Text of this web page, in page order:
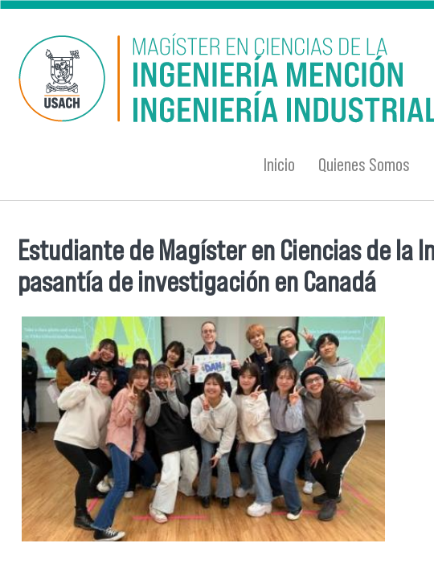
Pasar al contenido principal
Inicio Quienes Somos
Se encuentra usted aquí
Estudiante de Magíster en Ciencias de
pasantía de investigación en Canadá